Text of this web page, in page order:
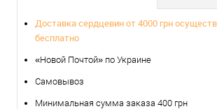
Доставка сердцевин от 4000 грн
бесплатно
«Новой Почтой» по Украине
Самовывоз
Минимальная сумма заказа 400 грн